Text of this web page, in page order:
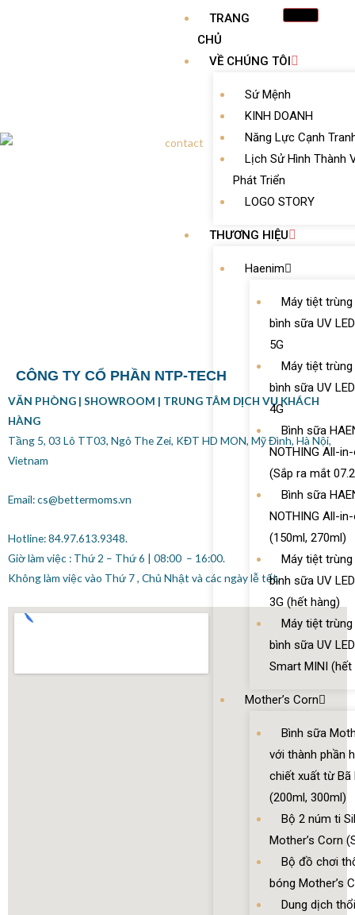
TRANG
CHỦ
VỀ CHÚNG TÔI
Sứ Mệnh
KINH DOANH
Năng Lực Cạnh
Lịch Sử Hình Thành
Phát Triển
LOGO STORY
THƯƠNG HIỆU
Haenim
Máy tiệt
bình sữa UV
5G
Máy tiệt
bình sữa UV
4G
Bình sữa
NOTHING All-
(Sắp ra mắt
Bình sữa
NOTHING All-
(150ml, 270ml)
Máy tiệt
bình sữa UV
3G (hết hàng)
Máy tiệt
bình sữa UV
Smart MINI (hết
Mother’s Corn
Bình sữa
với thành phần
chiết xuất từ Bã
(200ml, 300ml)
Bộ 2 núm ti
Mother’s Corn
Bộ đồ chơi
bóng Mother’s
Dung dịch
CÔNG TY CỔ PHẦN NTP-TECH
VĂN PHÒNG | SHOWROOM | TRUNG TÂM DỊCH VỤ KHÁCH
HÀNG
Tầng 5, 03 Lô TT03, Ngô The Zei, KĐT HD MON, Mỹ Đình, Hà Nội,
Vietnam
Email: cs@bettermoms.vn
Hotline: 84.97.613.9348.
Giờ làm việc : Thứ 2 – Thứ 6 | 08:00 – 16:00.
Không làm việc vào Thứ 7 , Chủ Nhật và các ngày lễ tết.